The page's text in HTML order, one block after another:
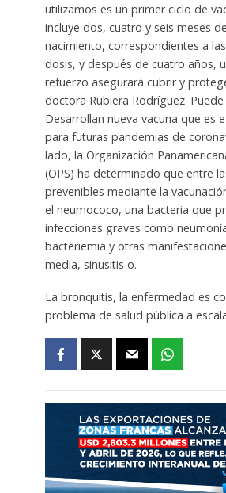
utilizamos es un primer ciclo de
incluye dos, cuatro y seis meses
nacimiento, correspondientes a
dosis, y después de cuatro años,
refuerzo asegurará cubrir y
doctora Rubiera Rodríguez. Puede
Desarrollan nueva vacuna que es
para futuras pandemias de
lado, la Organización
(OPS) ha determinado que entre
prevenibles mediante la
el neumococo, una bacteria que
infecciones graves como
bacteriemia y otras
media, sinusitis o.
La bronquitis, la enfermedad es
problema de salud pública a